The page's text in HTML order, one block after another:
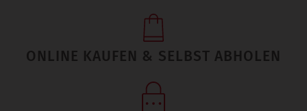
ONLINE KAUFEN & SELBST ABHOLEN